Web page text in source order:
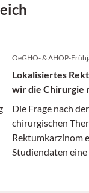
OeGHO- & AHOP-
Lokalisiertes
wir die Chirurgie
Die Frage nach
chirurgischen
Rektumkarzinom
Studiendaten